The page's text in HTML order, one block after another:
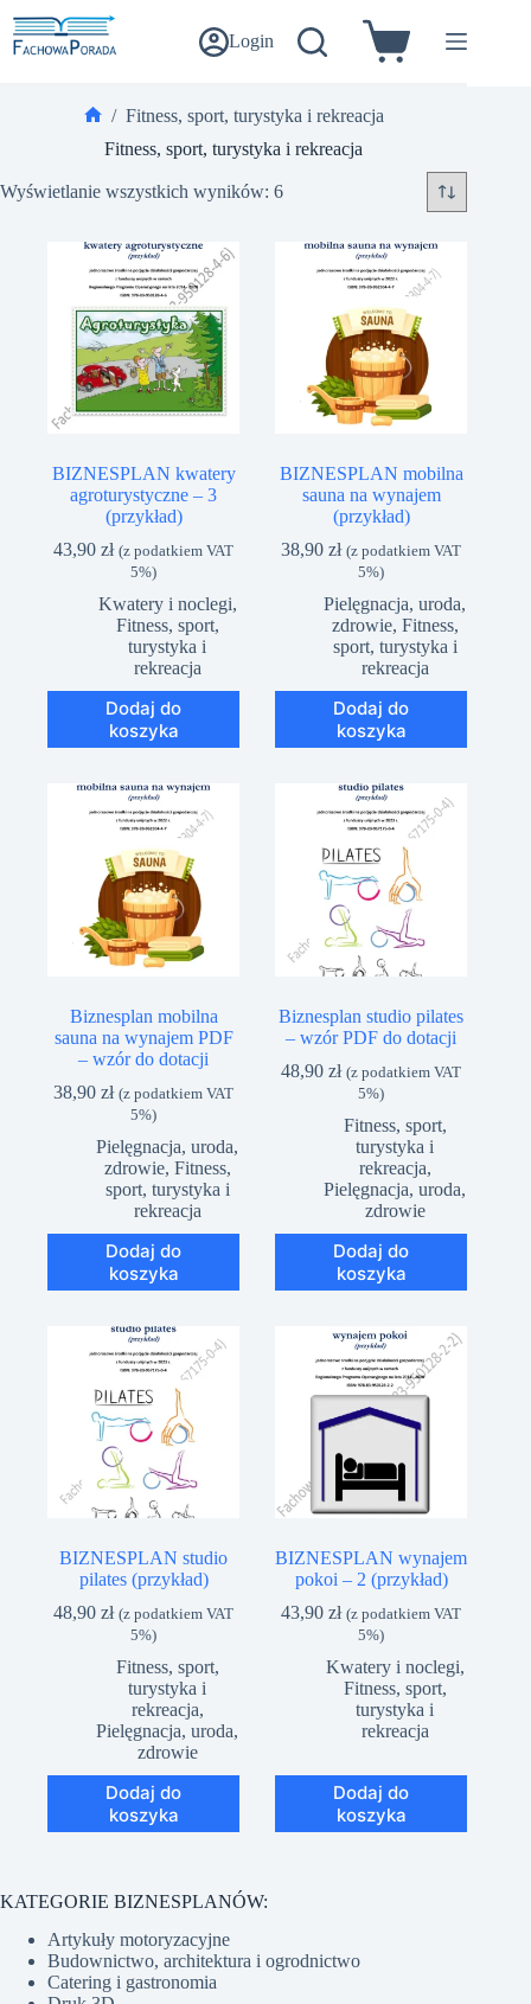
do
treści
Login Koszyk
główna
/ Fitness, sport, turystyka i rekreacja
Fitness, sport, turystyka i rekreacja
Wyświetlanie wszystkich wyników: 6
BIZNESPLAN kwatery
agroturystyczne – 3
(przykład)
43,90zł (z podatkiem VAT
5%)
Kwatery i noclegi,
Fitness, sport,
turystyka i
rekreacja
Dodaj do
koszyka
BIZNESPLAN mobilna
sauna na wynajem
(przykład)
38,90zł (z podatkiem VAT
5%)
Pielęgnacja, uroda,
zdrowie, Fitness,
sport, turystyka i
rekreacja
Dodaj do
koszyka
Biznesplan mobilna
sauna na wynajem PDF
– wzór do dotacji
38,90zł (z podatkiem VAT
5%)
Pielęgnacja, uroda,
zdrowie, Fitness,
sport, turystyka i
rekreacja
Dodaj do
koszyka
Biznesplan studio pilates
– wzór PDF do dotacji
48,90zł (z podatkiem VAT
5%)
Fitness, sport,
turystyka i
rekreacja,
Pielęgnacja, uroda,
zdrowie
Dodaj do
koszyka
BIZNESPLAN studio
pilates (przykład)
48,90zł (z podatkiem VAT
5%)
Fitness, sport,
turystyka i
rekreacja,
Pielęgnacja, uroda,
zdrowie
Dodaj do
koszyka
BIZNESPLAN wynajem
pokoi – 2 (przykład)
43,90zł (z podatkiem VAT
5%)
Kwatery i noclegi,
Fitness, sport,
turystyka i
rekreacja
Dodaj do
koszyka
KATEGORIE BIZNESPLANÓW:
Artykuły motoryzacyjne
Budownictwo, architektura i ogrodnictwo
Catering i gastronomia